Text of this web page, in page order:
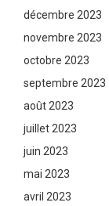
décembre 2023
novembre 2023
octobre 2023
septembre 2023
août 2023
juillet 2023
juin 2023
mai 2023
avril 2023